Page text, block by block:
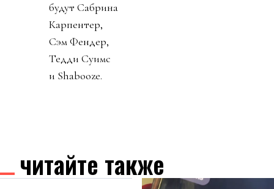
будут Сабрина
Карпентер,
Сэм Фендер,
Тедди Суимс
и Shabooze.
читайте также